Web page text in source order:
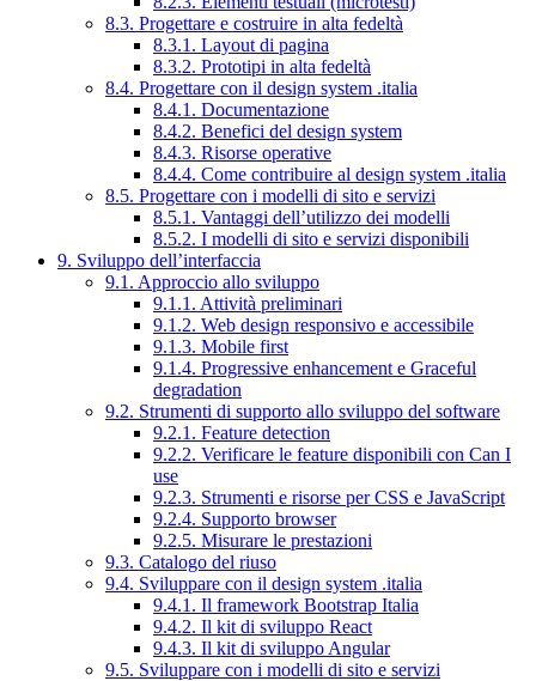
8.3. Progettare e costruire in alta fedeltà
8.3.1. Layout di pagina
8.3.2. Prototipi in alta fedeltà
8.4. Progettare con il design system .italia
8.4.1. Documentazione
8.4.2. Benefici del design system
8.4.3. Risorse operative
8.4.4. Come contribuire al design system .italia
8.5. Progettare con i modelli di sito e servizi
8.5.1. Vantaggi dell’utilizzo dei modelli
8.5.2. I modelli di sito e servizi disponibili
9. Sviluppo dell’interfaccia
9.1. Approccio allo sviluppo
9.1.1. Attività preliminari
9.1.2. Web design responsivo e accessibile
9.1.3. Mobile first
9.1.4. Progressive enhancement e Graceful
degradation
9.2. Strumenti di supporto allo sviluppo del software
9.2.1. Feature detection
9.2.2. Verificare le feature disponibili con Can I
use
9.2.3. Strumenti e risorse per CSS e JavaScript
9.2.4. Supporto browser
9.2.5. Misurare le prestazioni
9.3. Catalogo del riuso
9.4. Sviluppare con il design system .italia
9.4.1. Il framework Bootstrap Italia
9.4.2. Il kit di sviluppo React
9.4.3. Il kit di sviluppo Angular
9.5. Sviluppare con i modelli di sito e servizi